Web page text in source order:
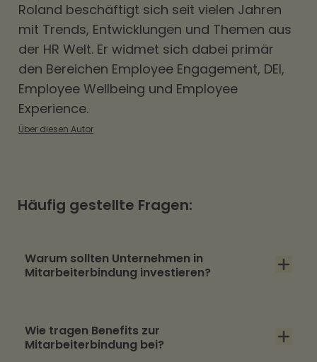
Roland beschäftigt sich seit vielen Jahren
mit Trends, Entwicklungen und Themen aus
der HR Welt. Er widmet sich dabei primär
den Bereichen Employee Engagement, DEI,
Employee Wellbeing und Employee
Experience.
Über diesen Autor
Häufig gestellte Fragen:
Warum sollten Unternehmen in
Mitarbeiterbindung investieren?
offener Stellen immer schwieriger – umso
wichtiger wird es, bestehende Mitarbeitende
Wie tragen Benefits zur
Mitarbeiterbindung bei?